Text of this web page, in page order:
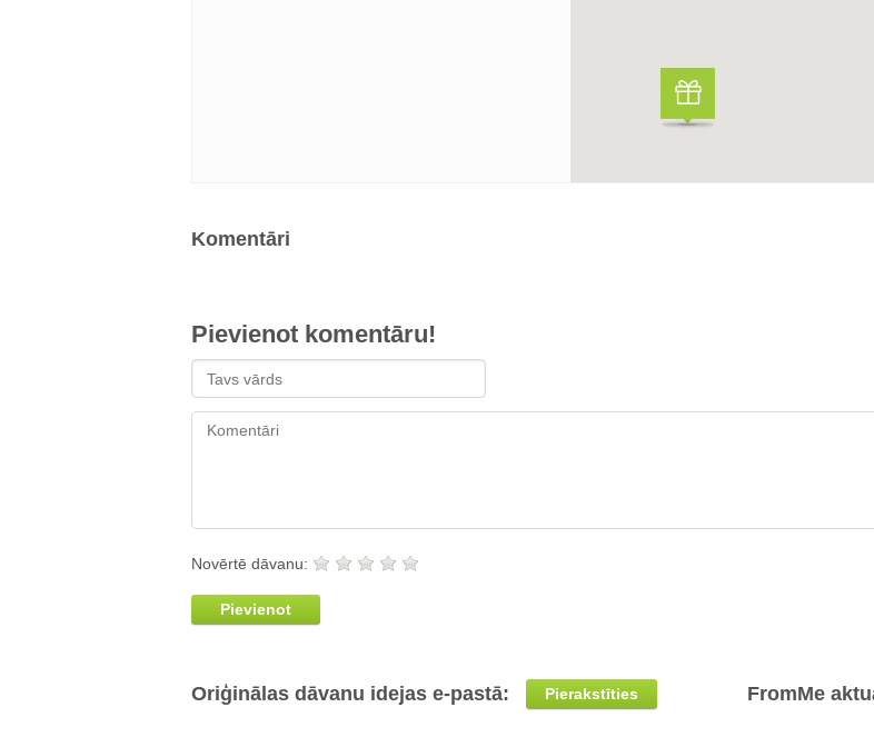
Komentāri
Pievienot komentāru!
Novērtē dāvanu:
Pievienot
FromMe
Oriģinālas dāvanu idejas e-pastā: Pierakstīties